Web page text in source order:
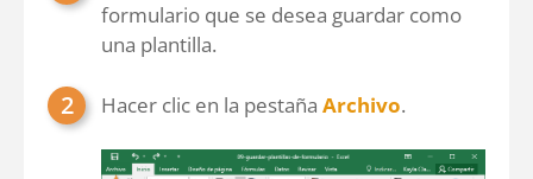
formulario que se desea guardar como
una plantilla.
Hacer clic en la pestaña Archivo.